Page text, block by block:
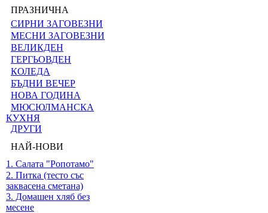
ПРАЗНИЧНА
СИРНИ ЗАГОВЕЗНИ
МЕСНИ ЗАГОВЕЗНИ
ВЕЛИКДЕН
ГЕРГЬОВДЕН
КОЛЕДА
БЪДНИ ВЕЧЕР
НОВА ГОДИНА
МЮСЮЛМАНСКА
КУХНЯ
ДРУГИ
НАЙ-НОВИ
1. Салата "Ропотамо"
2. Питка (тесто със
заквасена сметана)
3. Домашен хляб без
месене